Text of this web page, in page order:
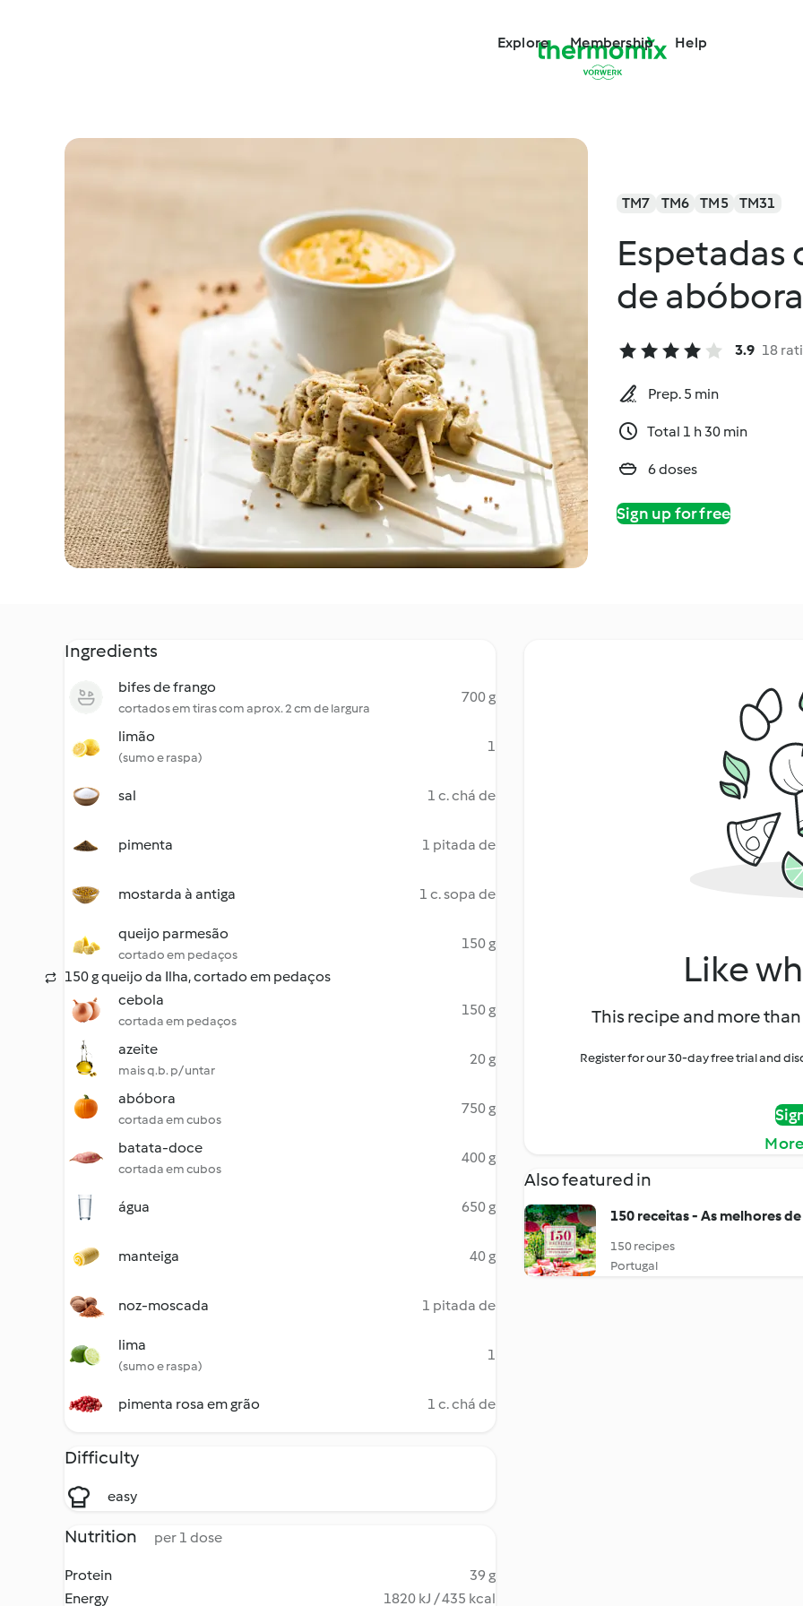
Explore Membership Help
TM7 TM6 TM5 TM31
Espetadas
de
3.9 18
Prep. 5 min
Total 1 h 30 min
6 doses
Sign up for free
Ingredients
bifes de frango
cortados em tiras com aprox. 2 cm de largura
700 g
limão
(sumo e raspa)
1
sal 1 c. chá de
pimenta 1 pitada de
mostarda à antiga 1 c. sopa de
queijo parmesão
cortado em pedaços
150 g
150 g queijo da Ilha, cortado em pedaços
cebola
cortada em pedaços
150 g
azeite
mais q.b. p/ untar
20 g
abóbora
cortada em cubos
750 g
batata-doce
cortada em cubos
400 g
água 650 g
manteiga 40 g
noz-moscada 1 pitada de
lima
(sumo e raspa)
1
pimenta rosa em grão 1 c. chá de
Difficulty
easy
Nutrition per 1 dose
Protein
39 g
Energy
1820 kJ / 435 kcal
Like
This recipe and more
Register for our 30-day free trial and
Also featured in
150 receitas - As melhores
150 recipes
Portugal